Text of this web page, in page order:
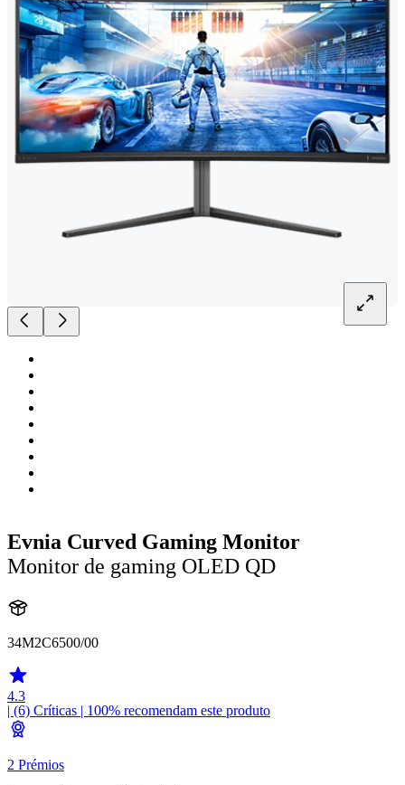
Evnia Curved Gaming Monitor
Monitor de gaming OLED QD
34M2C6500/00
4.3
| (6) Críticas | 100% recomendam este produto
2 Prémios